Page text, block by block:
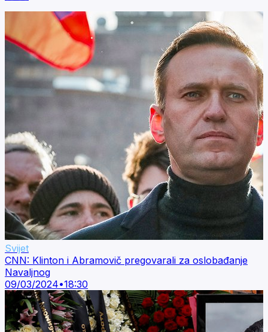
Svijet
CNN: Klinton i Abramovič pregovarali za oslobađanje
Navaljnog
09/03/2024•18:30